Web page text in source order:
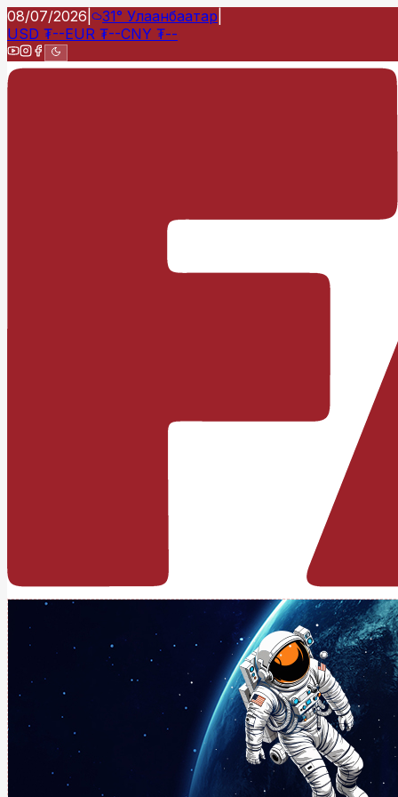
08/07/2026 31° Улаанбаатар
USD ₮--EUR ₮--CNY ₮--